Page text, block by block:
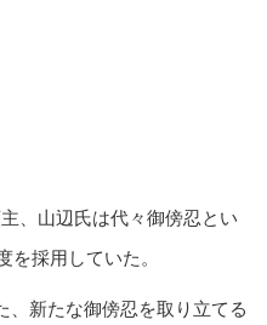
、山辺氏は代々御傍忍とい
を採用していた。
、新たな御傍忍を取り立てる